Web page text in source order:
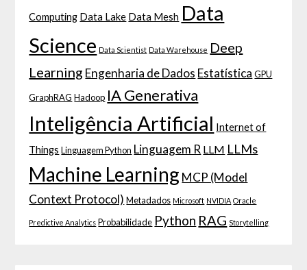
Computing Data Lake Data Mesh Data
Science Data Scientist Data Warehouse Deep
Learning Engenharia de Dados Estatística GPU
GraphRAG Hadoop IA Generativa
Inteligência Artificial Internet of
Things Linguagem Python Linguagem R LLM LLMs
Machine Learning MCP (Model
Context Protocol) Metadados Microsoft NVIDIA Oracle
Predictive Analytics Probabilidade Python RAG Storytelling